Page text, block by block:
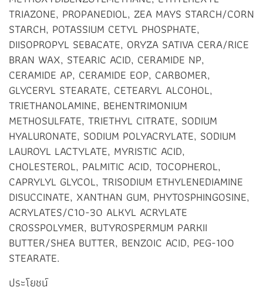
TRIAZONE, PROPANEDIOL, ZEA MAYS STARCH/CORN
STARCH, POTASSIUM CETYL PHOSPHATE,
DIISOPROPYL SEBACATE, ORYZA SATIVA CERA/RICE
BRAN WAX, STEARIC ACID, CERAMIDE NP,
CERAMIDE AP, CERAMIDE EOP, CARBOMER,
GLYCERYL STEARATE, CETEARYL ALCOHOL,
TRIETHANOLAMINE, BEHENTRIMONIUM
METHOSULFATE, TRIETHYL CITRATE, SODIUM
HYALURONATE, SODIUM POLYACRYLATE, SODIUM
LAUROYL LACTYLATE, MYRISTIC ACID,
CHOLESTEROL, PALMITIC ACID, TOCOPHEROL,
CAPRYLYL GLYCOL, TRISODIUM ETHYLENEDIAMINE
DISUCCINATE, XANTHAN GUM, PHYTOSPHINGOSINE,
ACRYLATES/C10-30 ALKYL ACRYLATE
CROSSPOLYMER, BUTYROSPERMUM PARKII
BUTTER/SHEA BUTTER, BENZOIC ACID, PEG-100
STEARATE.
ประโยชน์​